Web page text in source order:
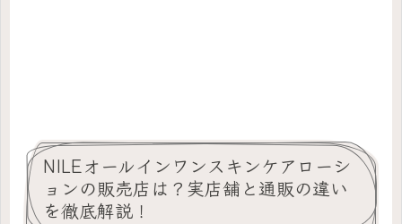
NILEオールインワンスキンケアローシ
ョンの販売店は？実店舗と通販の違い
を徹底解説！